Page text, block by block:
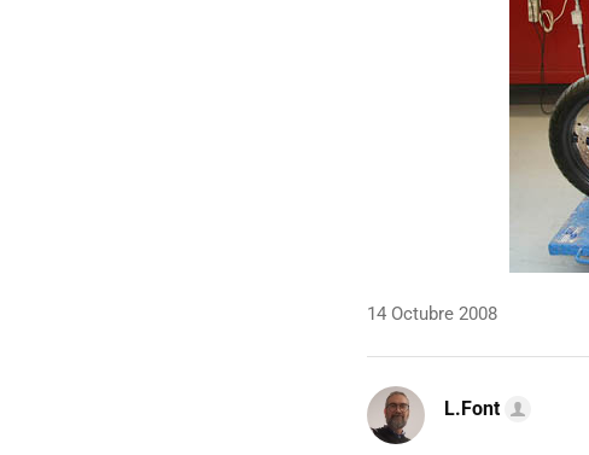
14 Octubre 2008
L.Font